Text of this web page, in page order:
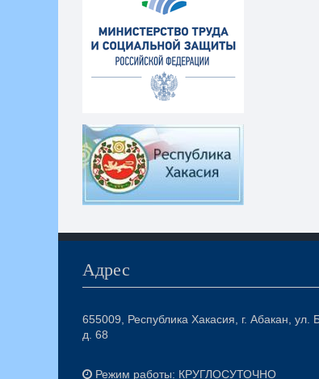
Адрес
655009, Республика Хакасия, г. Абакан, ул.
д. 68
Режим работы: КРУГЛОСУТОЧНО